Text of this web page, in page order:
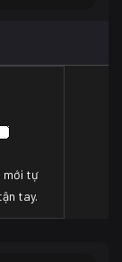
mới tự
tay.